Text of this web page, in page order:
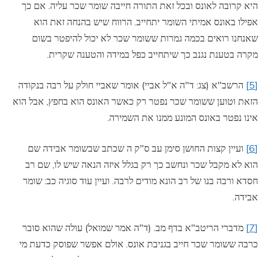
היא קרובה לאונס ובכל זאת התורה חייבה שומר שכר עליה. אם כך
אפילו באונס אמיתי השומר יתחייב. הרווח שיש בהנחה זאת הוא
שאנחנו רואים בכמה גמרות ששומר שכר לא יכול להיפטר בשום
מקרה בטענת נגנב כך שיתחייב כפל במידה והטענה שקרית.
[5]
הרשב"א (צג: ד"ה א"ל אביי) אומר שאביי חולק על רבה בנקודה
הזאת וטוען ששומר שכר נפטר רק כאשר האונס הוא בחפץ, אבל הוא
אינו נפטר באונס המונע ממנו את השמירה.
[6]
ועיין קצות החושן סימן עב ס"ק ה שכתב שבשומר אבידה שם
הוא לא מקבל שכר ונחשב כך רק בגלל איזה הנאה שיש לו, שם רב
חסדא ורבה בנו של רב הונא מודים לרבה. ועיין עוד סוגיה כב: שומר
אבידה.
[7]
מדברי הריטב"א בדף מב. (ד"ה אמר שמואל) עולה שהוא סובר
כרבה ששומר שכר חייב בגניבת אונס. אולם אפשר שפוסק כדעת מי